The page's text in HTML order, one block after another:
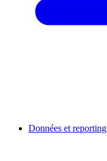
Données et reporting